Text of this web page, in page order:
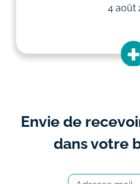
4 août
Envie de
dans votre